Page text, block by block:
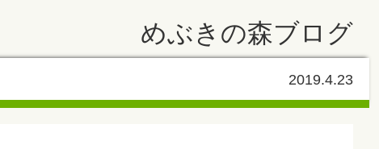
めぶきの森ブログ
2019.4.23